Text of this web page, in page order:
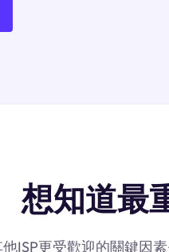
想知道最
ISP更受歡迎的關鍵因